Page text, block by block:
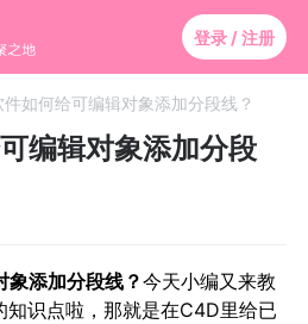
登录 / 注册
如何给可编辑对象添加分段线？
编辑对象添加分段
添加分段线？今天小编又来教
识点啦，那就是在C4D里给已